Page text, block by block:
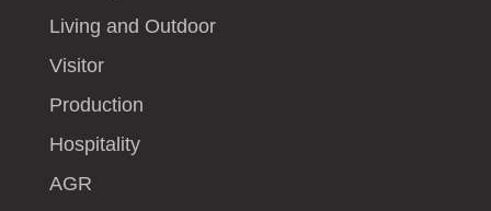
Living and Outdoor
Visitor
Production
Hospitality
AGR